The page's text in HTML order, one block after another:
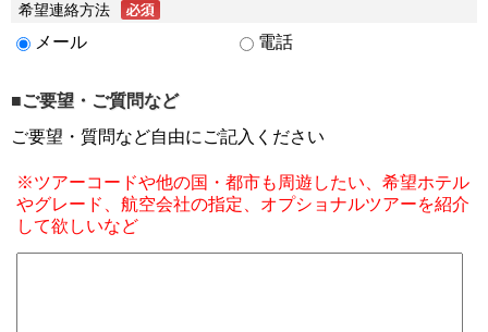
希望連絡方法
メール 電話
■ご要望・ご質問など
ご要望・質問など自由にご記入ください
※ツアーコードや他の国・都市も周遊したい、希望ホテル
やグレード、航空会社の指定、オプショナルツアーを紹介
して欲しいなど